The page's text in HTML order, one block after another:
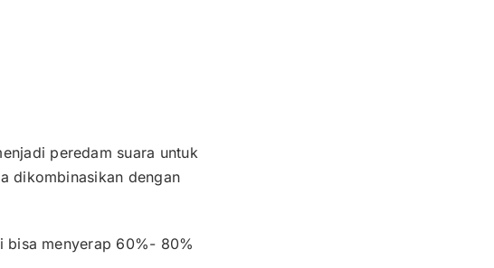
peredam suara untuk
dikombinasikan dengan
bisa menyerap 60%- 80%